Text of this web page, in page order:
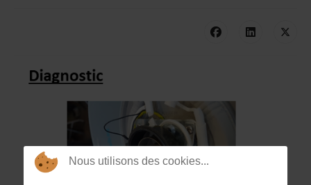
Nous utilisons des cookies...